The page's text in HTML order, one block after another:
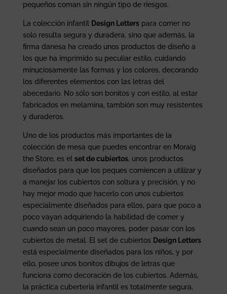
pequeños coman sin ningún tipo de riesgos.
La colección infantil Design Letterspara comer no
solo resulta segura y duradera, sino que además, la
firma danesa ha creado unos productos de diseño a
los que ha imprimido su peculiar estilo, cuidando
minuciosamente las formas y los colores, decorando
los diferentes elementos con las letras del
abecedario. No sólo son bonitos y con estilo, al estar
fabricados en melamina, tambión son muy resistentes
y duraderos.
Uno de los productos más importantes de la
colección de mesa que puedes encontrar en Moraig
the Store, es el set de cubiertos, unos productos
diseñados para que los peques comiencen a utilizar y
a manejar los cubiertos con soltura y precisión, y no
hay mejor modo que hacerlo con unos cubiertos
especialmente diseñados para ellos, para que poco a
poco vayan adquiriendo la habilidad de comer y
cuando sean un poco mayores, poder pasar con los
cubiertos de metal. El set de cubiertos Design Letters
está especialmente diseñados para los niños, y por
ello, posee unos bonitos dibujos de letras que
funciona como decoración de los cubiertos. Además,
la práctica cubertería infantil es totalmente segura,